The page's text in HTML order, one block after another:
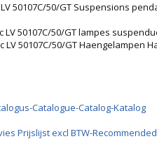
50107C/50/GT Suspensions
LV 50107C/50/GT lampes
LV 50107C/50/GT Haengelampen
Catalogue-Catalog-Katalog
Prijslijst excl BTW-